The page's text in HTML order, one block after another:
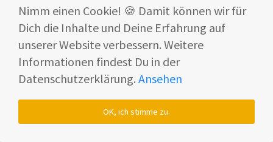
Im Vergleich zum Vorgänger S5 hat Tineco
beim S7 die Motoreinheit mitchicer
Nimm einen Cookie! 🍪 Damit können wir für
Dich die Inhalte und Deine Erfahrung auf
unserer Website verbessern. Weitere
Informationen findest Du in der
Datenschutzerklärung. Ansehen
OK, ich stimme zu.